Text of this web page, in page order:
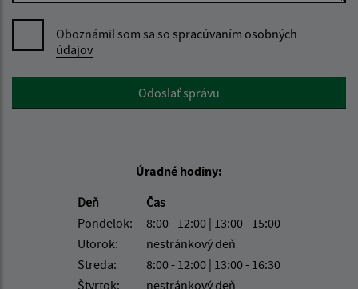
Oboznámil som sa so spracúvaním osobných
údajov
Google reCaptcha ResponseOdoslať správu
Úradné hodiny:
Deň
Čas
Pondelok:
8:00 - 12:00 | 13:00 - 15:00
Utorok:
nestránkový deň
Streda:
8:00 - 12:00 | 13:00 - 16:30
Štvrtok:
nestránkový deň